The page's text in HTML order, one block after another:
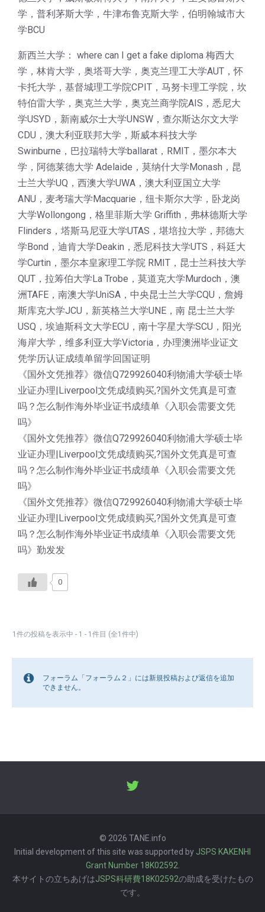
学，普利茅斯大学，牛津布鲁克斯大学，伯明翰城市大
学BCU
新西兰大学： where can I get a fake diploma 梅西大
学，林肯大学，奥塔哥大学，奥克兰理工大学AUT，怀
卡托大学，基督城理工学院CPIT，马努卡理工学院，坎
特伯雷大学，奥克兰大学，奥克兰商学院AIS，悉尼大
学USYD，新南威尔士大学UNSW，查尔斯达尔文大学
CDU，澳大利亚联邦大学，斯威本科技大学
Swinburne，巴拉瑞特大学ballarat，RMIT，墨尔本大
学，阿德莱德大学 Adelaide，莫纳什大学Monash，昆
士兰大学UQ，西澳大学UWA，澳大利亚国立大学
ANU，麦考瑞大学Macquarie，纽卡斯尔大学，卧龙岗
大学Wollongong，格里菲斯大学 Griffith，弗林德斯大学
Flinders，塔斯马尼亚大学UTAS，堪培拉大学，邦德大
学Bond，迪肯大学Deakin，悉尼科技大学UTS，科廷大
学Curtin，墨尔本皇家理工学院 RMIT，昆士兰科技大学
QUT，拉筹伯大学La Trobe，莫道克大学Murdoch，澳
洲TAFE，南澳大学UniSA，中央昆士兰大学CQU，詹姆
斯库克大学JCU，新英格兰大学UNE，南 昆士兰大学
USQ，埃迪斯科文大学ECU，南十字星大学SCU，阳光
海岸大学，维多利亚大学Victoria，办理澳洲毕业证文
凭学历认证成绩单留学回国证明
《国外文凭推荐》微信Q729926040利物浦大学硕士毕
业证办理|Liverpool文凭成绩购买,?国外文凭真是可查
吗？怎么制作海外毕业证书成绩单《入职会需要文凭
吗》
《国外文凭推荐》微信Q729926040利物浦大学硕士毕
业证办理|Liverpool文凭成绩购买,?国外文凭真是可查
吗？怎么制作海外毕业证书成绩单《入职会需要文凭
吗》
《国外文凭推荐》微信Q729926040利物浦大学硕士毕
业证办理|Liverpool文凭成绩购买,?国外文凭真是可查
吗？怎么制作海外毕业证书成绩单《入职会需要文凭
吗》勤发发
0
1件の投稿を表示中 - 1 - 1件目 (全1件中)
フォーラム「フォーラム２」には新規投稿および返信を追加
できません。
© 2026 TANE.info
Initial development of this site was supported by JSPS KAKENHI
Grant Number 18K02592
本サイトの立ちあげはJSPS科研費18K02592の助成を受けたもの
です。